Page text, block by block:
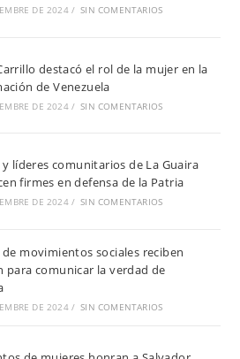
DE 2024 / SIN COMENTARIOS
destacó el rol de la mujer en la
de Venezuela
DE 2024 / SIN COMENTARIOS
y líderes comunitarios de La Guaira
firmes en defensa de la Patria
DE 2024 / SIN COMENTARIOS
de movimientos sociales reciben
para comunicar la verdad de
DE 2024 / SIN COMENTARIOS